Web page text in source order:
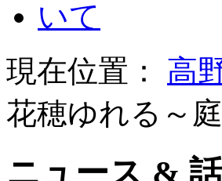
現在位置： 高
花穂ゆれる～
ニュース &